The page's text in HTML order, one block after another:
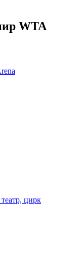
WTA
цирк